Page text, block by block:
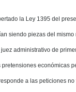
la Ley 1395 del
siendo piezas del mismo
administrativo de
económicas
a las peticiones